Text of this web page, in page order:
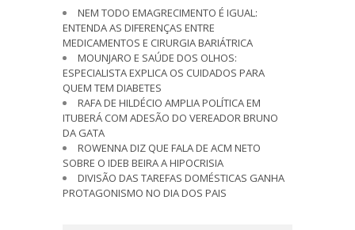
NEM TODO EMAGRECIMENTO É IGUAL:
ENTENDA AS DIFERENÇAS ENTRE
MEDICAMENTOS E CIRURGIA BARIÁTRICA
MOUNJARO E SAÚDE DOS OLHOS:
ESPECIALISTA EXPLICA OS CUIDADOS PARA
QUEM TEM DIABETES
RAFA DE HILDÉCIO AMPLIA POLÍTICA EM
ITUBERÁ COM ADESÃO DO VEREADOR BRUNO
DA GATA
ROWENNA DIZ QUE FALA DE ACM NETO
SOBRE O IDEB BEIRA A HIPOCRISIA
DIVISÃO DAS TAREFAS DOMÉSTICAS GANHA
PROTAGONISMO NO DIA DOS PAIS